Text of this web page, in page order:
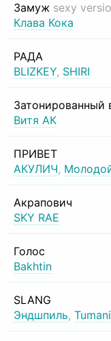
Замуж sexy
Клава Кока
РАДА
BLIZKEY, SHIRI
Затонированный
Витя АК
ПРИВЕТ
АКУЛИЧ,
Акрапович
SKY RAE
Голос
Bakhtin
SLANG
Эндшпиль,